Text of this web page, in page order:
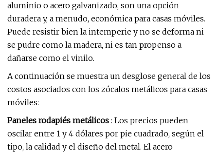
aluminio o acero galvanizado, son una opción
duradera y, a menudo, económica para casas móviles.
Puede resistir bien la intemperie y no se deforma ni
se pudre como la madera, ni es tan propenso a
dañarse como el vinilo.
A continuación se muestra un desglose general de los
costos asociados con los zócalos metálicos para casas
móviles:
Paneles rodapiés metálicos : Los precios pueden
oscilar entre 1 y 4 dólares por pie cuadrado, según el
tipo, la calidad y el diseño del metal. El acero